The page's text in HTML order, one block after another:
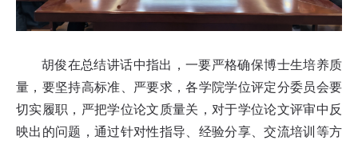
胡俊在总结讲话中指出，一要严格确保博士生培养质
量，要坚持高标准、严要求，各学院学位评定分委员会要
切实履职，严把学位论文质量关，对于学位论文评审中反
映出的问题，通过针对性指导、经验分享、交流培训等方